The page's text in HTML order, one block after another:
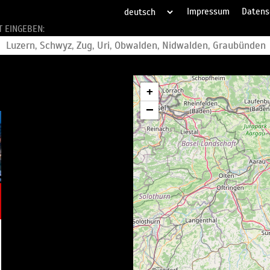
Impressum
EINGEBEN:
+
−